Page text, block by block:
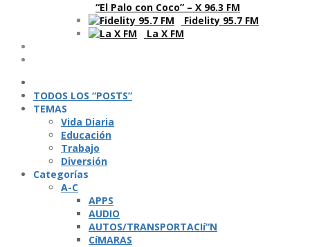
“El Palo con Coco” – X 96.3 FM
Fidelity 95.7 FM
La X FM
TODOS LOS “POSTS”
TEMAS
Vida Diaria
Educación
Trabajo
Diversión
Categorí­as
A-C
APPS
AUDIO
AUTOS/TRANSPORTACIí“N
CíMARAS